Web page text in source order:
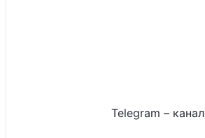
Telegram – канал